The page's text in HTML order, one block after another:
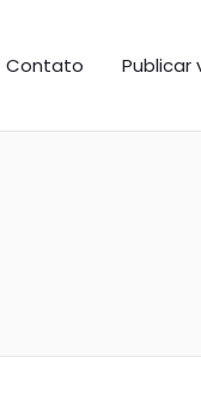
Contato Publicar